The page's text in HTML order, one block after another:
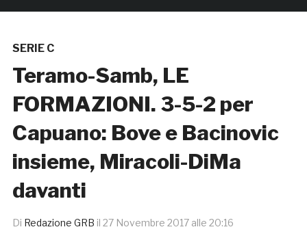
SERIE C
Teramo-Samb, LE
FORMAZIONI. 3-5-2 per
Capuano: Bove e Bacinovic
insieme, Miracoli-DiMa
davanti
Di Redazione GRB il 27 Novembre 2017 alle 20:16